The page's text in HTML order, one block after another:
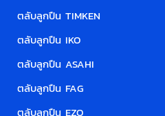
ตลับลูกปืน TIMKEN
ตลับลูกปืน IKO
ตลับลูกปืน ASAHI
ตลับลูกปืน FAG
ตลับลูกปืน EZO